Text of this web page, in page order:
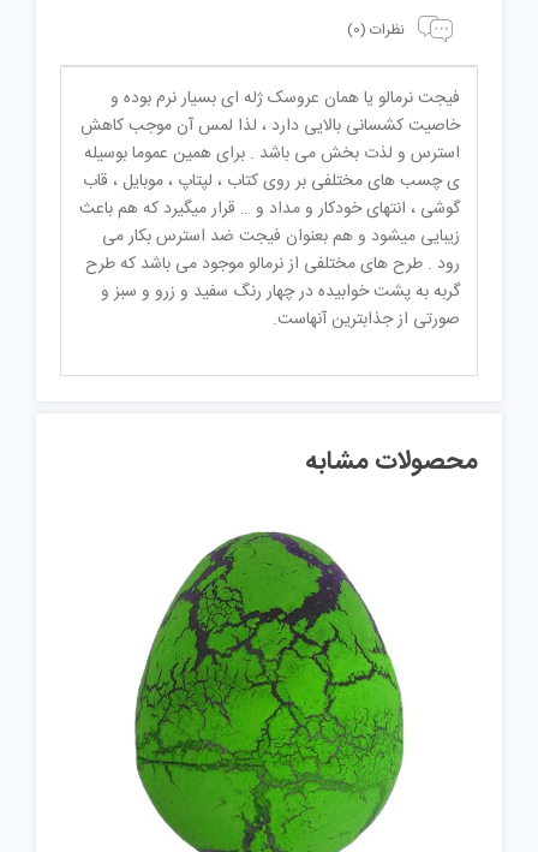
نظرات (0)
فیجت نرمالو یا همان عروسک ژله ای بسیار نرم بوده و
خاصیت کشسانی بالایی دارد ، لذا لمس آن موجب کاهش
استرس و لذت بخش می باشد . برای همین عموما بوسیله
ی چسب های مختلفی بر روی کتاب ، لپتاپ ، موبایل ، قاب
گوشی ، انتهای خودکار و مداد و … قرار میگیرد که هم باعث
زیبایی میشود و هم بعنوان فیجت ضد استرس بکار می
رود . طرح های مختلفی از نرمالو موجود می باشد که طرح
گربه به پشت خوابیده در چهار رنگ سفید و زرو و سبز و
صورتی از جذابترین آنهاست.
محصولات مشابه